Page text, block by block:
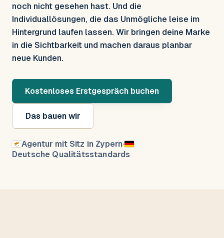
noch nicht gesehen hast. Und die
Individuallösungen, die das Unmögliche leise im
Hintergrund laufen lassen. Wir bringen deine Marke
in die Sichtbarkeit und machen daraus planbar
neue Kunden.
Kostenloses Erstgespräch buchen
Das bauen wir
Agentur mit Sitz in Zypern·
Deutsche Qualitätsstandards